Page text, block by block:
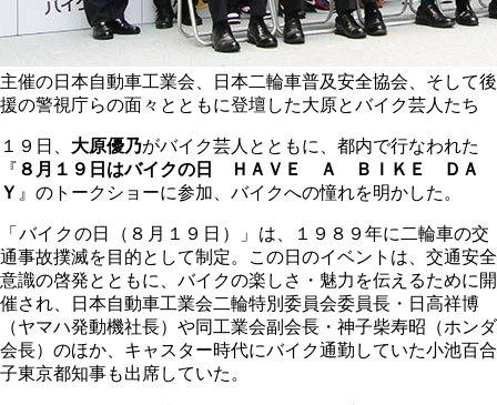
主催の日本自動車工業会、日本二輪車普及安全協会、そして後
援の警視庁らの面々とともに登壇した大原とバイク芸人たち
１９日、 大原優乃がバイク芸人とともに、都内で行なわれた
『 ８月１９日はバイクの日 ＨＡＶＥ Ａ ＢＩＫＥ ＤＡ
Ｙ 』のトークショーに参加、バイクへの憧れを明かした。
「バイクの日（８月１９日）」 は、１９８９年に二輪車の交
通事故撲滅を目的として制定。この日のイベントは、交通安全
意識の啓発とともに、バイクの楽しさ・魅力を伝えるために開
催され、日本自動車工業会二輪特別委員会委員長・日高祥博
（ヤマハ発動機社長）や同工業会副会長・神子柴寿昭（ホンダ
会長）のほか、キャスター時代にバイク通勤していた小池百合
子東京都知事も出席していた。